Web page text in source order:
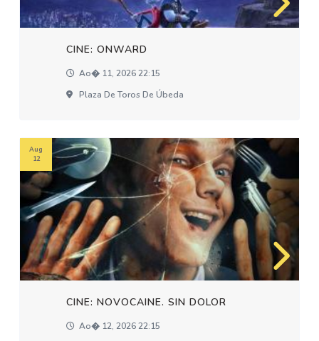
CINE: ONWARD
Ao� 11, 2026 22:15
Plaza De Toros De Úbeda
CINE: NOVOCAINE. SIN DOLOR
Ao� 12, 2026 22:15
Aug
12